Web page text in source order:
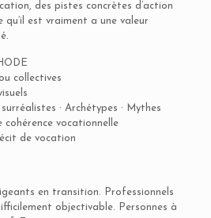
des pistes concrètes d’action
est vraiment a une valeur
collectives
· Archétypes · Mythes
cohérence vocationnelle
de vocation
en transition. Professionnels
objectivable. Personnes à